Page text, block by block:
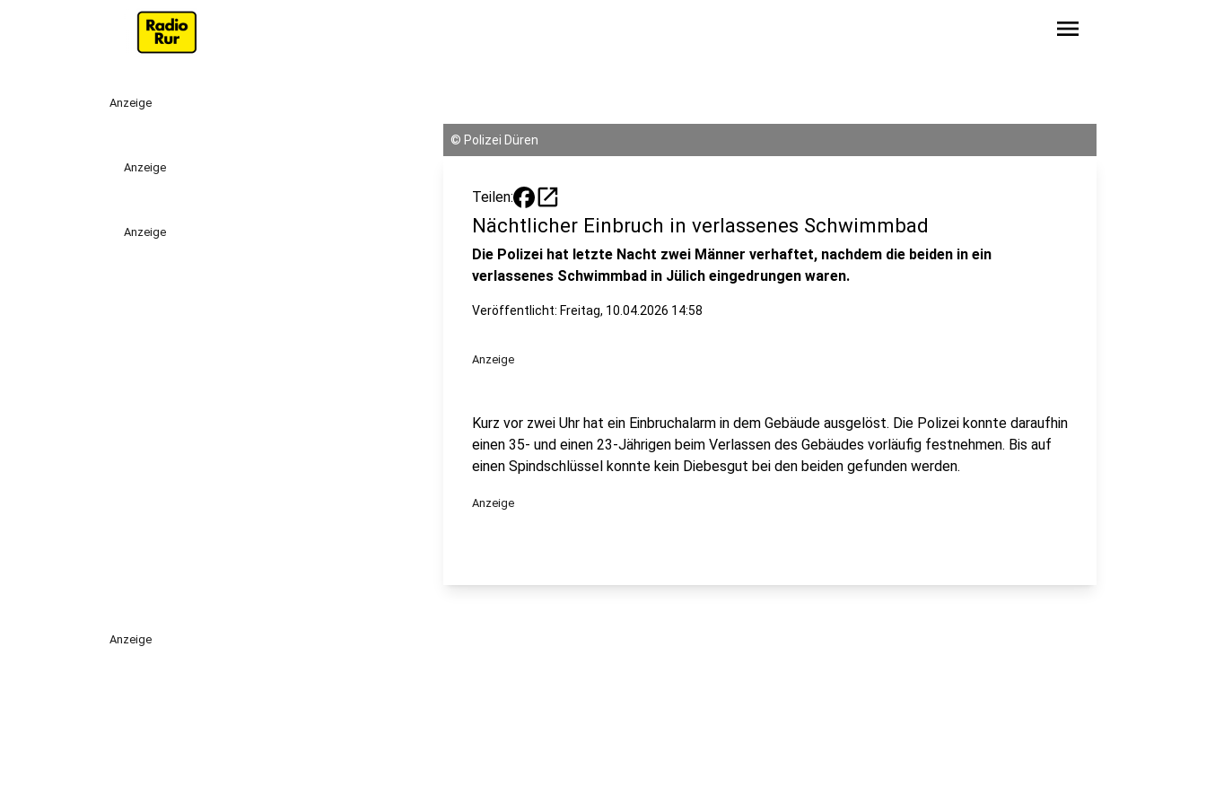
menu
Anzeige
Anzeige
Anzeige
© Polizei Düren
Teilen: open_in_new
Nächtlicher Einbruch in verlassenes Schwimmbad
Die Polizei hat letzte Nacht zwei Männer verhaftet, nachdem die beiden in ein
verlassenes Schwimmbad in Jülich eingedrungen waren.
Veröffentlicht: Freitag, 10.04.2026 14:58
Anzeige
Kurz vor zwei Uhr hat ein Einbruchalarm in dem Gebäude ausgelöst. Die Polizei konnte daraufhin
einen 35- und einen 23-Jährigen beim Verlassen des Gebäudes vorläufig festnehmen. Bis auf
einen Spindschlüssel konnte kein Diebesgut bei den beiden gefunden werden.
Anzeige
Anzeige